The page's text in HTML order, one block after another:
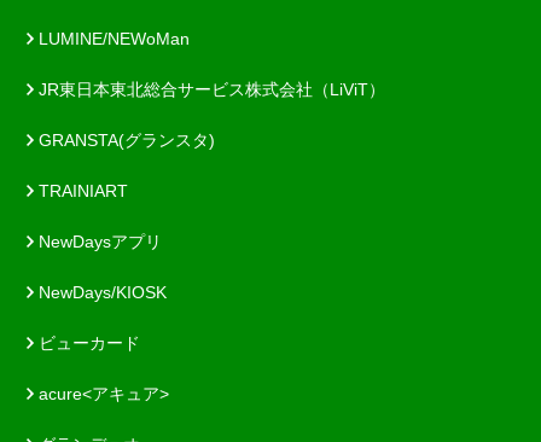
LUMINE/NEWoMan
JR東日本東北総合サービス株式会社（LiViT）
GRANSTA(グランスタ)
TRAINIART
NewDaysアプリ
NewDays/KIOSK
ビューカード
acure<アキュア>